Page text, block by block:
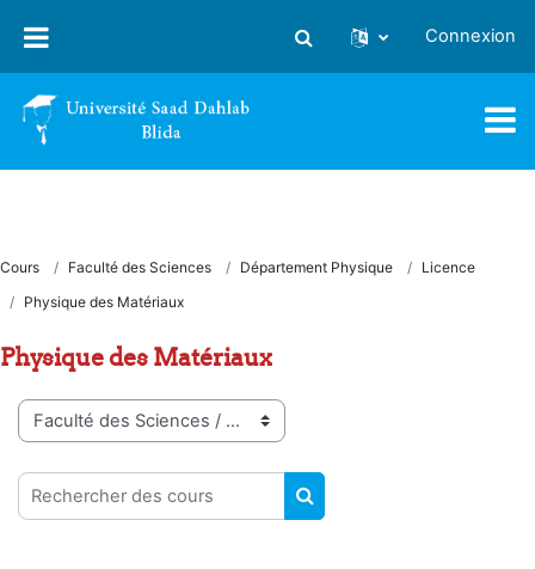
Activer/désactiver la saisie
Connexion
Cours Faculté des Sciences Département Physique
Licence
Physique des Matériaux
Physique des Matériaux
Catégories de cours
Rechercher des cours
RECHERCHER DES